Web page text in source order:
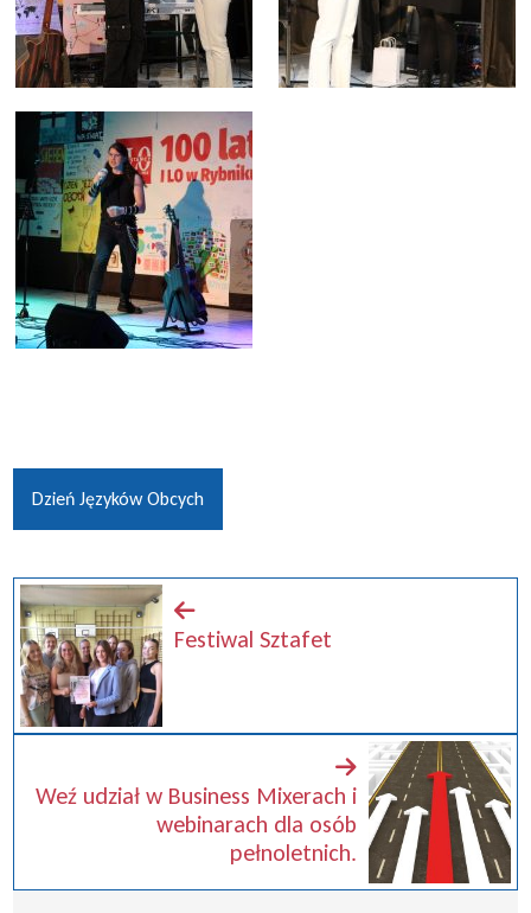
Dzień Języków Obcych
Festiwal Sztafet
Weź udział w Business Mixerach i
webinarach dla osób
pełnoletnich.